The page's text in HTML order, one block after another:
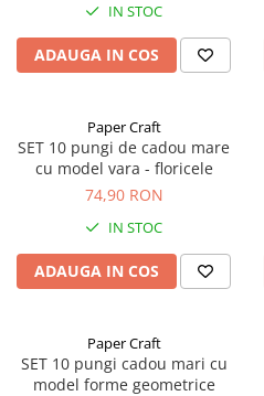
IN STOC
ADAUGA IN COS
Paper Craft
SET 10 pungi de cadou mare
cu model vara - floricele
74,90 RON
IN STOC
ADAUGA IN COS
Paper Craft
SET 10 pungi cadou mari cu
model forme geometrice